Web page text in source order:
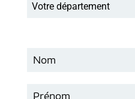
Votre département